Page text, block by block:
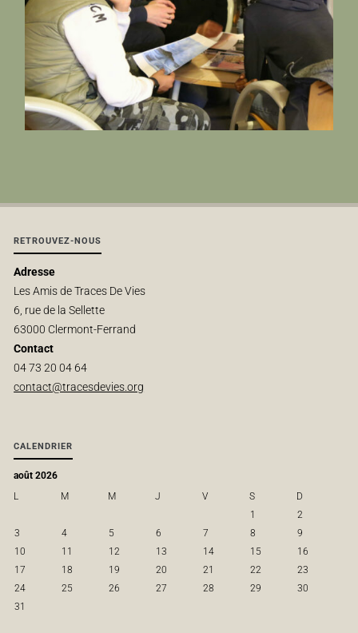
RETROUVEZ-NOUS
Adresse
Les Amis de Traces De Vies
6, rue de la Sellette
63000 Clermont-Ferrand
Contact
04 73 20 04 64
contact@tracesdevies.org
CALENDRIER
août 2026
L
M M J V S
D
1
2
3
4 5 6 7 8
9
10
11 12 13 14 15
16
17
18 19 20 21 22
23
24
25 26 27 28 29
30
31